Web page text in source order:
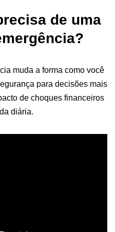
de uma
muda a forma como você
para decisões mais
de choques financeiros
diária.